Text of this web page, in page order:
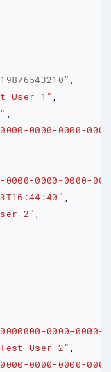
19876543210
User 1" ,
,
0000-0000-
0000-0000-0000-
,
2" ,
0000-0000-
User 2" ,
0000-0000-